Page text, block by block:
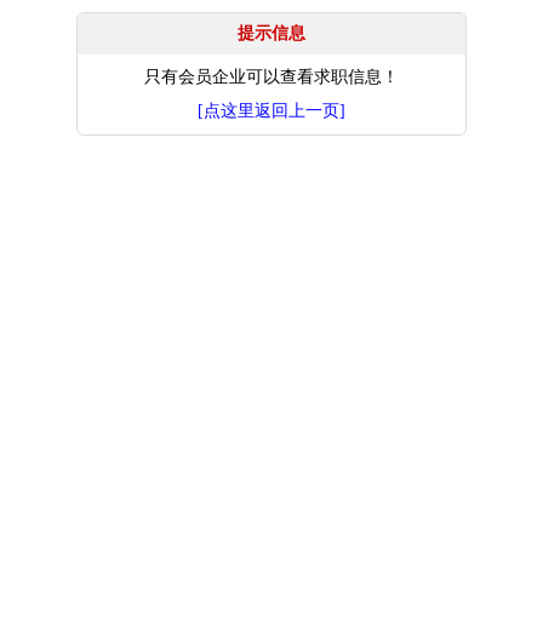
提示信息
只有会员企业可以查看求职信息！
[点这里返回上一页]